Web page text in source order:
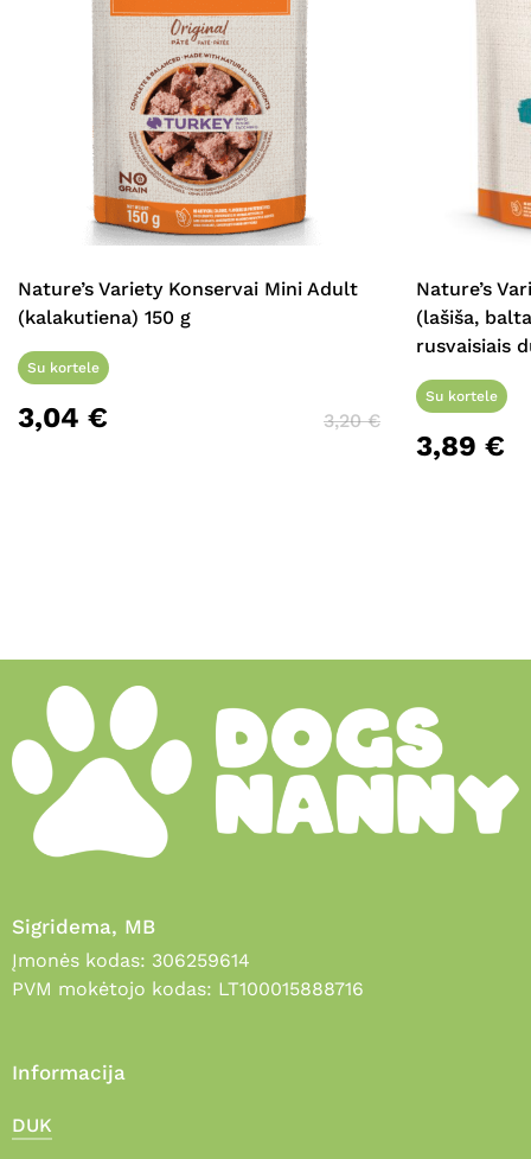
Nature’s Variety Konservai Mini Adult
(kalakutiena) 150 g
Su kortele
3,04 € 3,20€
Nature’s
(lašiša,
rusvaisiais
Su kortele
3,89 €
Sigridema, MB
Įmonės kodas: 306259614
PVM mokėtojo kodas: LT100015888716
Informacija
DUK